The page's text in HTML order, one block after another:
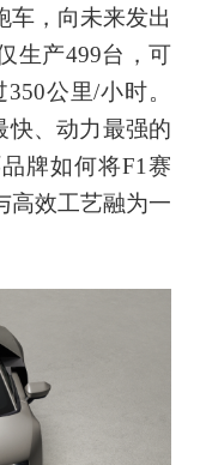
车，向未来发出
生产499台，可
公里/小时。
快、动力最强的
牌如何将F1赛
高效工艺融为一